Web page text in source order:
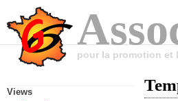
pour la promotion et
Views